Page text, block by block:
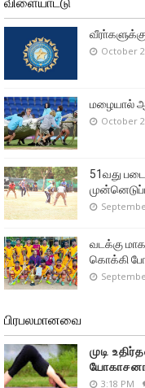
October
மழையால்
October
51வது
வடக்கு
கொக்கி
பிரபலமானவை
முடி
3:18 PM